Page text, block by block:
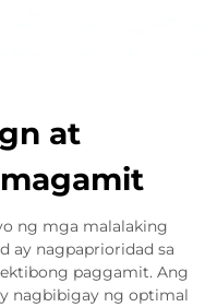
at
ng mga malalaking
ay nagpaprioridad sa
paggamit. Ang
nagbibigay ng optimal